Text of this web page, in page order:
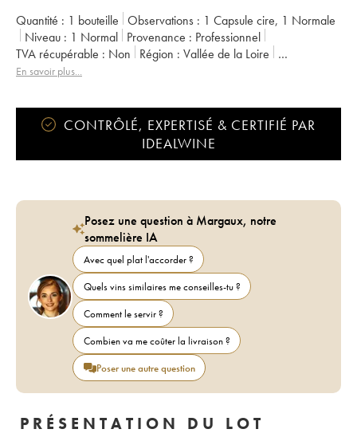
Quantité : 1 bouteille Observations : 1 Capsule cire, 1 Normale
Niveau : 1 Normal Provenance :
professionnel
TVA récupérable :
non Région :
Vallée de la Loire
Appellation :
En savoir plus...
CONTRÔLÉ, EXPERTISÉ & CERTIFIÉ PAR
IDEALWINE
Posez une question à Margaux, notre
sommelière IA
Avec quel plat l'accorder ?
Quels vins similaires me conseilles-tu ?
Comment le servir ?
Combien va me coûter la livraison ?
Poser une autre question
PRÉSENTATION DU LOT